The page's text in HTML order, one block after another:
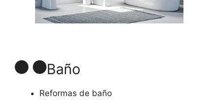
Baño
Reformas de baño